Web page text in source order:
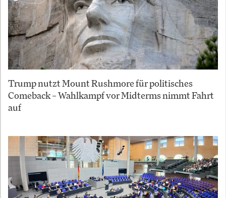
Trump nutzt Mount Rushmore für politisches
Comeback – Wahlkampf vor Midterms nimmt Fahrt
auf